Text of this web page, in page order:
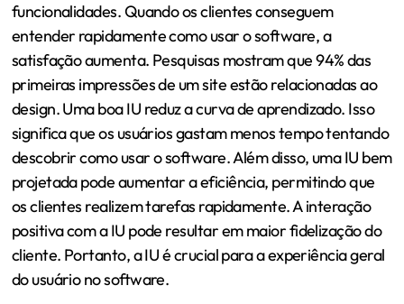
funcionalidades. Quando os clientes conseguem
entender rapidamente como usar o software, a
satisfação aumenta. Pesquisas mostram que 94% das
primeiras impressões de um site estão relacionadas ao
design. Uma boa IU reduz a curva de aprendizado. Isso
significa que os usuários gastam menos tempo tentando
descobrir como usar o software. Além disso, uma IU bem
projetada pode aumentar a eficiência, permitindo que
os clientes realizem tarefas rapidamente. A interação
positiva com a IU pode resultar em maior fidelização do
cliente. Portanto, a IU é crucial para a experiência geral
do usuário no software.